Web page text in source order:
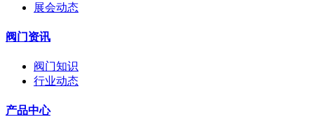
展会动态
阀门资讯
阀门知识
行业动态
产品中心